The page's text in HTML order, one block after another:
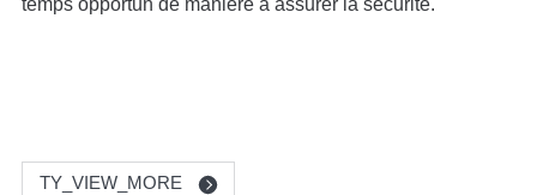
temps opportun de manière à assurer la sécurité.
TY_VIEW_MORE